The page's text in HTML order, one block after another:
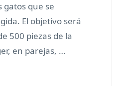
que se
El objetivo será
500 piezas de la
en parejas, …